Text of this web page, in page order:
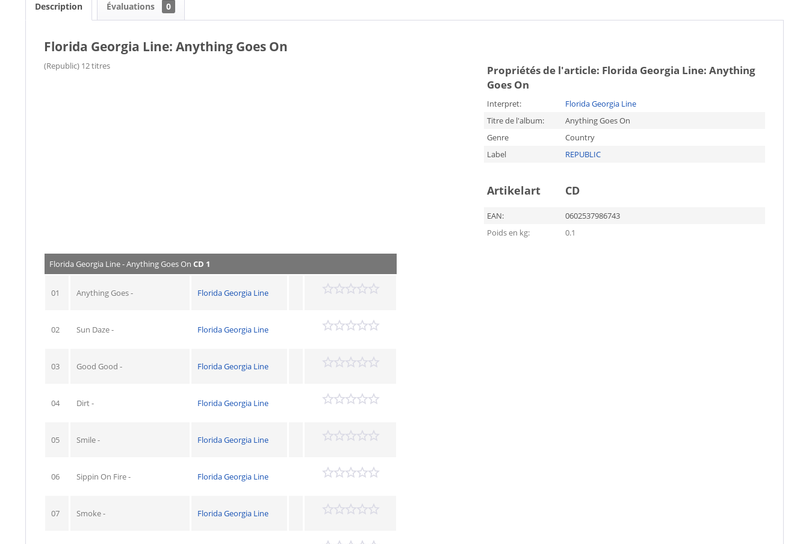
Description Évaluations 0
Florida Georgia Line: Anything Goes On
(Republic) 12 titres Propriétés de l'article: Florida Georgia Line: Anything
Goes On
Interpret:
Florida Georgia Line
Titre de l'album:
Anything Goes On
Genre
Country
Label
REPUBLIC
Artikelart CD
EAN:
0602537986743
Poids en kg:
0.1
Florida Georgia Line - Anything Goes On CD 1
01 Anything Goes - Florida Georgia Line
02 Sun Daze - Florida Georgia Line
03 Good Good - Florida Georgia Line
04 Dirt - Florida Georgia Line
05 Smile - Florida Georgia Line
06 Sippin On Fire - Florida Georgia Line
07 Smoke - Florida Georgia Line